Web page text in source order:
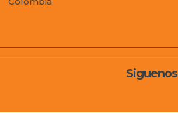
Siguenos